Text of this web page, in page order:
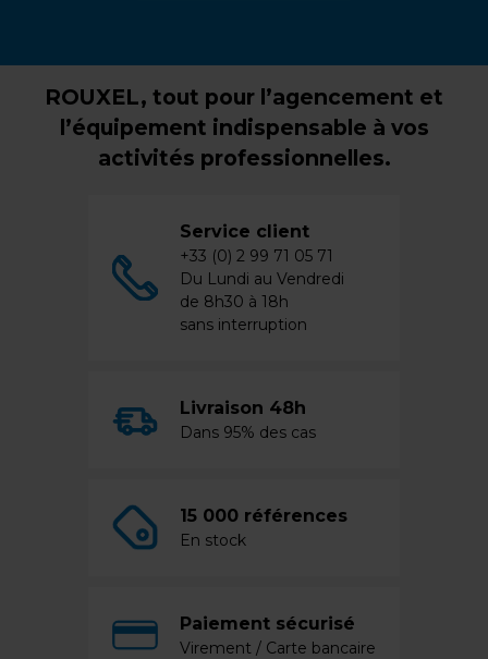
ROUXEL, tout pour l’agencement et
l’équipement indispensable à vos
activités professionnelles.
Service client
+33 (0) 2 99 71 05 71
Du Lundi au Vendredi
de 8h30 à 18h
sans interruption
Livraison 48h
Dans 95% des cas
15 000 références
En stock
Paiement sécurisé
Virement / Carte bancaire